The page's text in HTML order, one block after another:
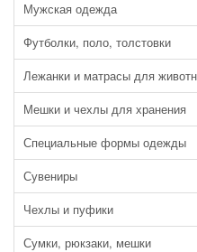
Мужская одежда
Футболки, поло, толстовки
Лежанки и матрасы для
Мешки и чехлы для хранения
Специальные формы одежды
Сувениры
Чехлы и пуфики
Сумки, рюкзаки, мешки